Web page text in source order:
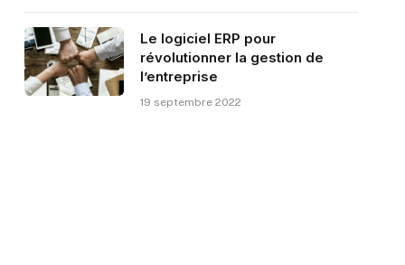
Le logiciel ERP pour
révolutionner la gestion de
l’entreprise
19 septembre 2022